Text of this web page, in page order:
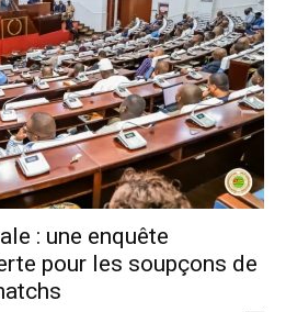
: une enquête
pour les soupçons de